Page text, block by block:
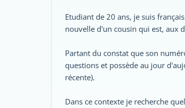
Etudiant de 20 ans, je suis
nouvelle d'un cousin qui est, aux
Partant du constat que son
questions et possède au jour
récente).
Dans ce contexte je recherche